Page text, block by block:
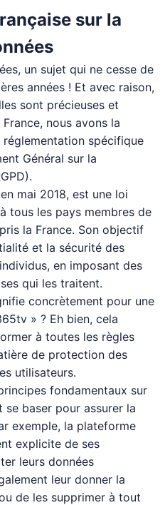
sur la
un sujet qui ne cesse de
années ! Et avec raison,
sont précieuses et
nous avons la
réglementation spécifique
Général sur la
mai 2018, est une loi
tous les pays membres de
la France. Son objectif
et la sécurité des
en imposant des
qui les traitent.
concrètement pour une
» ? Eh bien, cela
à toutes les règles
de protection des
utilisateurs.
fondamentaux sur
baser pour assurer la
exemple, la plateforme
explicite de ses
leurs données
leur donner la
de les supprimer à tout